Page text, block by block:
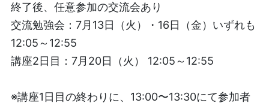
終了後、任意参加の交流会あり
交流勉強会：7月13日（火）・16日（金）いずれも
12:05～12:55
講座2日目：7月20日（火） 12:05～12:55
※講座1日目の終わりに、13:00〜13:30にて参加者